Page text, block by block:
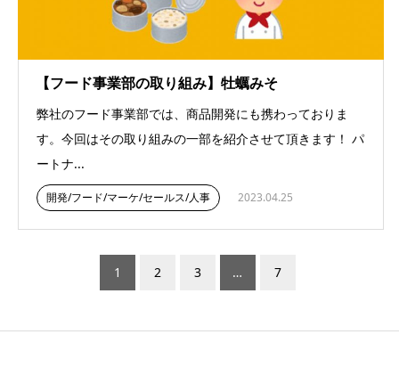
【フード事業部の取り組み】牡蠣みそ
弊社のフード事業部では、商品開発にも携わっておりま
す。今回はその取り組みの一部を紹介させて頂きます！ パ
ートナ...
開発/フード/マーケ/セールス/人事 2023.04.25
1 2 3 … 7